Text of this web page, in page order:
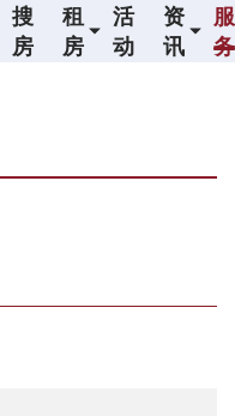
搜
房
租
房
活
动
资
讯
服
务